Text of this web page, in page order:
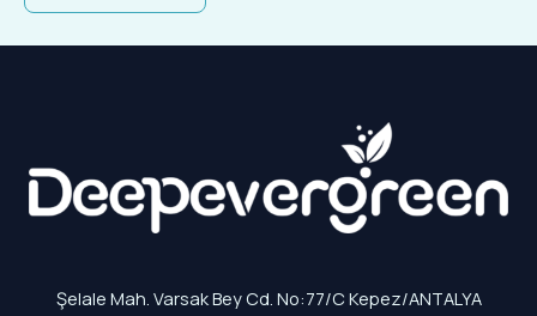
Şelale Mah. Varsak Bey Cd. No:77/C Kepez/ANTALYA